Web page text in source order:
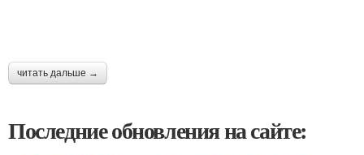
читать дальше →
Последние обновления на сайте: